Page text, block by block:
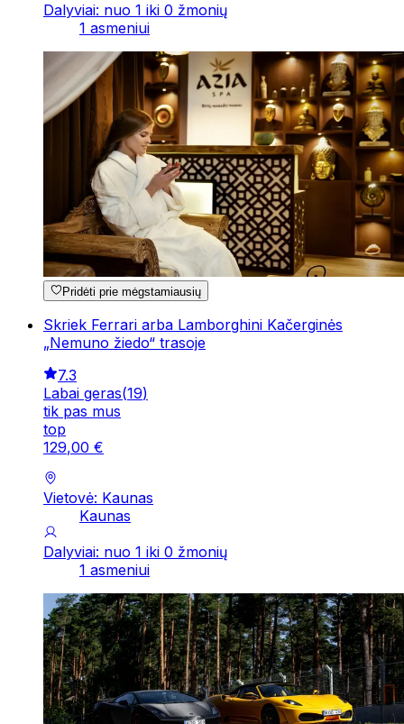
Dalyviai: nuo 1 iki 0 žmonių
1 asmeniui
Pridėti prie mėgstamiausių
Skriek Ferrari arba Lamborghini Kačerginės
„Nemuno žiedo“ trasoje
7.3
Labai geras(19)
tik pas mus
top
129,00 €
Vietovė: Kaunas
Kaunas
Dalyviai: nuo 1 iki 0 žmonių
1 asmeniui